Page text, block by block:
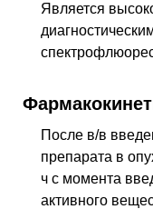
Является
После в/в
препарата в
ч с момента
активного